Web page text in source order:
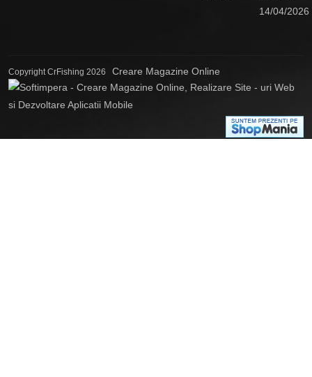
14/04/2026
Copyright CrFishing 2026 Creare Magazine Online